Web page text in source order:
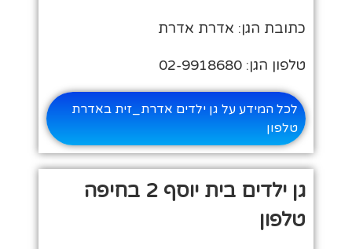
כתובת הגן: אדרת אדרת
טלפון הגן: 02-9918680
לכל המידע על גן ילדים אדרת_זית באדרת
טלפון
גן ילדים בית יוסף 2 בחיפה
טלפון